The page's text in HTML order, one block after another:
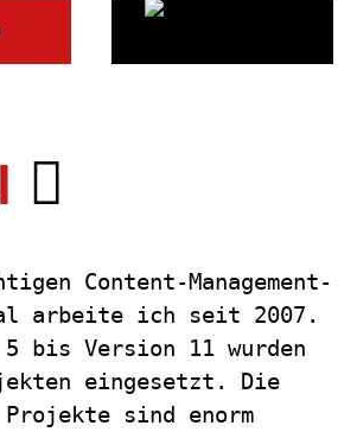
Content-Management-
arbeite ich seit 2007.
5 bis Version 11 wurden
eingesetzt. Die
Projekte sind enorm